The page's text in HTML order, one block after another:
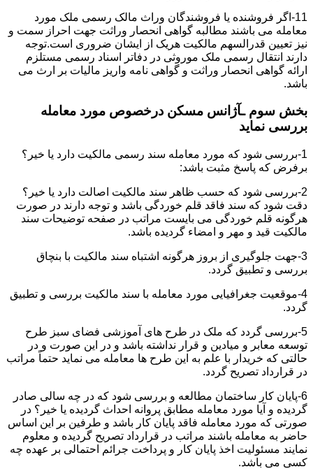
11-اگر فروشنده یا فروشندگان وراث مالک رسمی ملک مورد
معامله می باشند مطالبه گواهی انحصار وراثت جهت احراز سمت و
نیز تعیین قدرالسهم مالکیت هریک از ایشان ضروری است.توجه
دارند انتقال رسمی ملک موروثی در دفاتر اسناد رسمی مستلزم
ارائه گواهی انحصار وراثت و گواهی نامه واریز مالیات بر ارث می
باشد.
بخش سوم ـآژانس مسکن درخصوص مورد معامله
بررسی نماید
1-بررسی شود که مورد معامله سند رسمی مالکیت دارد یا خیر؟
برفرض که پاسخ مثبت باشد:
2-بررسی شود که حسب ظاهر سند مالکیت اصالت دارد یا خیر؟
دقت شود که سند فاقد قلم خوردگی باشد و توجه دارند در صورت
هرگونه قلم خوردگی می بایست مراتب در صفحه توضیحات سند
مالکیت قید و مهر و امضاء گردیده باشد.
3-جهت جلوگیری از بروز هرگونه اشتباه سند مالکیت با بنچاق
بررسی و تطبیق گردد.
4-موقعیت جغرافیایی مورد معامله با سند مالکیت بررسی و تطبیق
گردد.
5-بررسی گردد که ملک در طرح های آموزشی فضای سبز طرح
توسعه معابر و میادین و قرار نداشته باشد و در این صورت و در
حالتی که خریدار با علم به این طرح ها معامله می نماید حتماً مراتب
در قرارداد تصریح گردد.
6-پایان کار ساختمان مطالعه و بررسی شود که در چه سالی صادر
گردیده و آیا مورد معامله مطابق پروانه احداث گردیده یا خیر؟ در
صورتی که مورد معامله فاقد پایان کار باشد و طرفین بر این اساس
حاضر به معامله باشند مراتب در قرارداد تصریح گردیده و معلوم
نمایند مسئولیت اخذ پایان کار و پرداخت جرائم احتمالی بر عهده چه
کسی می باشد.